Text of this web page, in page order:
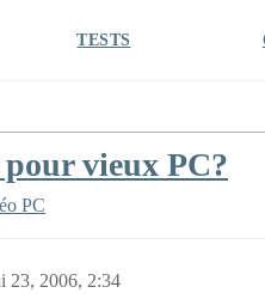
TESTS
vieux PC?
PC
23, 2006, 2:34